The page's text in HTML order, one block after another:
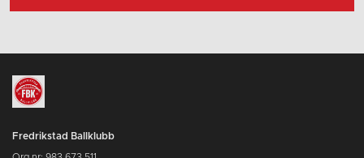
Fredrikstad Ballklubb